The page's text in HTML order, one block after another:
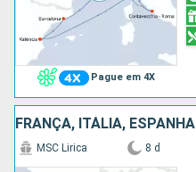
Pague em 4X
FRANÇA, ITÁLIA, ESPANHA
MSC Lirica 8 d